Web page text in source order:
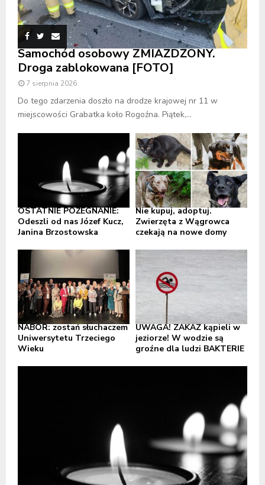
Samochód osobowy ZMIAŻDŻONY.
Droga zablokowana [FOTO]
7 sierpnia 2026
Do tego zdarzenia doszło na drodze krajowej nr 11 w
miejscowości Grabatka koło Rogoźna. Piątek,...
OSTATNIE POŻEGNANIE:
Odeszli od nas Józef Kucz,
Janina Brzostowska
Nie kupuj, adoptuj.
Zwierzęta z Wągrowca
czekają na nowe domy
NABÓR: zostań słuchaczem
Uniwersytetu Trzeciego
Wieku
UWAGA! ZAKAZ kąpieli w
jeziorze! W wodzie są
groźne dla ludzi BAKTERIE